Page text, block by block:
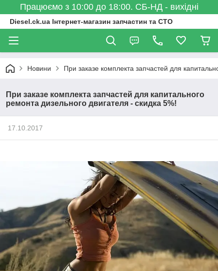
Працюємо з 10:00 до 18:00. СБ-НД - вихідні
Diesel.ck.ua Інтернет-магазин запчастин та СТО
Новини При заказе комплекта запчастей для
При заказе комплекта запчастей для капитального
ремонта дизельного двигателя - скидка 5%!
17.10.2017